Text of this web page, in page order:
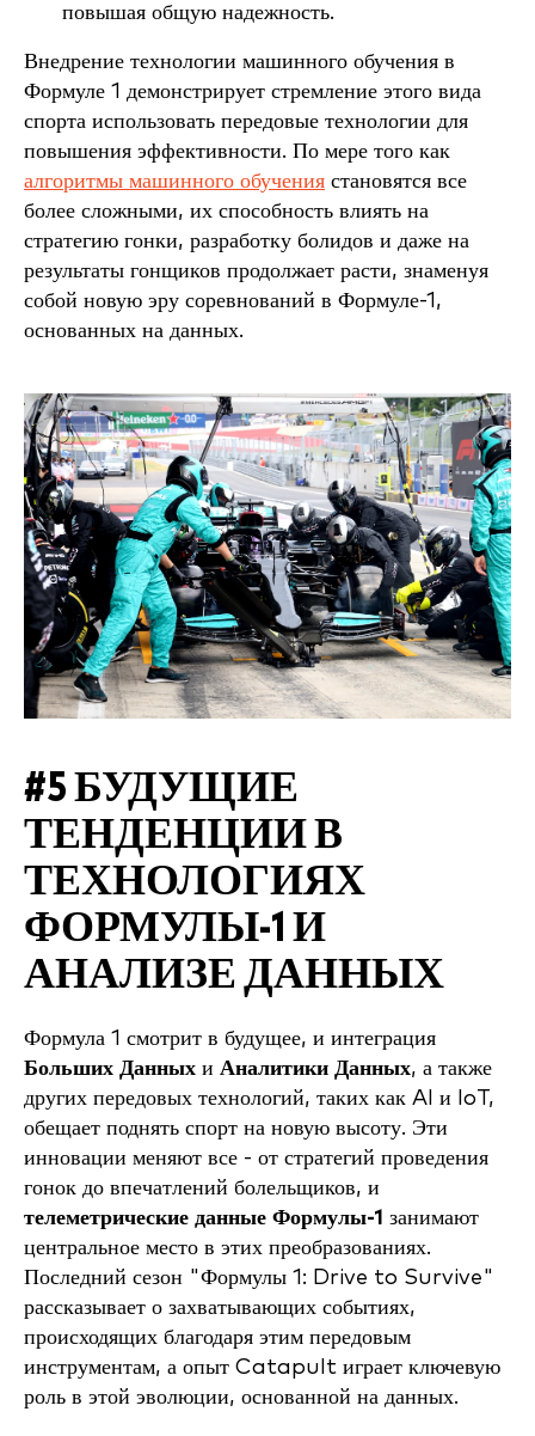
повышая общую надежность.
Внедрение технологии машинного обучения в
Формуле 1 демонстрирует стремление этого вида
спорта использовать передовые технологии для
повышения эффективности. По мере того как
алгоритмы машинного обучения становятся все
более сложными, их способность влиять на
стратегию гонки, разработку болидов и даже на
результаты гонщиков продолжает расти, знаменуя
собой новую эру соревнований в Формуле-1,
основанных на данных.
#5БУДУЩИЕ
ТЕНДЕНЦИИ В
ТЕХНОЛОГИЯХ
ФОРМУЛЫ-1 И
АНАЛИЗЕ ДАННЫХ
Формула 1 смотрит в будущее, и интеграция
Больших Данных и Аналитики Данных, а также
других передовых технологий, таких как AI и IoT,
обещает поднять спорт на новую высоту. Эти
инновации меняют все - от стратегий проведения
гонок до впечатлений болельщиков, и
телеметрические данные Формулы-1 занимают
центральное место в этих преобразованиях.
Последний сезон "Формулы 1: Drive to Survive"
рассказывает о захватывающих событиях,
происходящих благодаря этим передовым
инструментам, а опыт Catapult играет ключевую
роль в этой эволюции, основанной на данных.